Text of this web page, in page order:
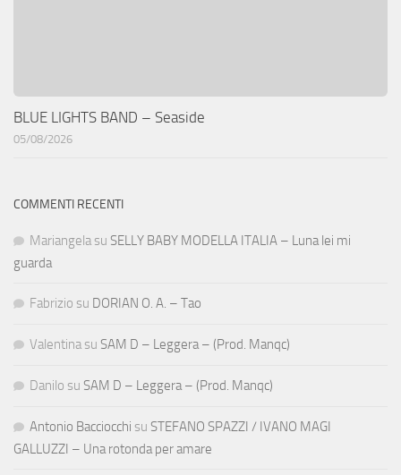
BLUE LIGHTS BAND – Seaside
05/08/2026
COMMENTI RECENTI
Mariangela su SELLY BABY MODELLA ITALIA – Luna lei mi
guarda
Fabrizio su DORIAN O. A. – Tao
Valentina su SAM D – Leggera – (Prod. Manqc)
Danilo su SAM D – Leggera – (Prod. Manqc)
Antonio Bacciocchi su STEFANO SPAZZI / IVANO MAGI
GALLUZZI – Una rotonda per amare